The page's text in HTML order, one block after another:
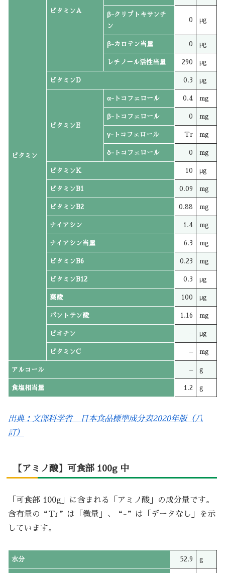
ビタミン
ビタミンA
β-クリプトキサンチ
ン
0 μg
β-カロテン当量 0 μg
レチノール活性当量 290 μg
ビタミンD 0.3 μg
ビタミンE
α-トコフェロール 0.4 mg
β-トコフェロール 0 mg
γ-トコフェロール Tr mg
δ-トコフェロール 0 mg
ビタミンK 10 μg
ビタミンB1 0.09 mg
ビタミンB2 0.88 mg
ナイアシン 1.4 mg
ナイアシン当量 6.3 mg
ビタミンB6 0.23 mg
ビタミンB12 0.3 μg
葉酸 100 μg
パントテン酸 1.16 mg
ビオチン – μg
ビタミンC – mg
アルコール – g
食塩相当量 1.2 g
出典：文部科学省 日本食品標準成分表2020年版（八
訂）
【アミノ酸】可食部 100g 中
「可食部 100g」に含まれる「アミノ酸」の成分量です。
含有量の“Tr”は「微量」、“-”は「データなし」を示
しています。
水分 52.9 g